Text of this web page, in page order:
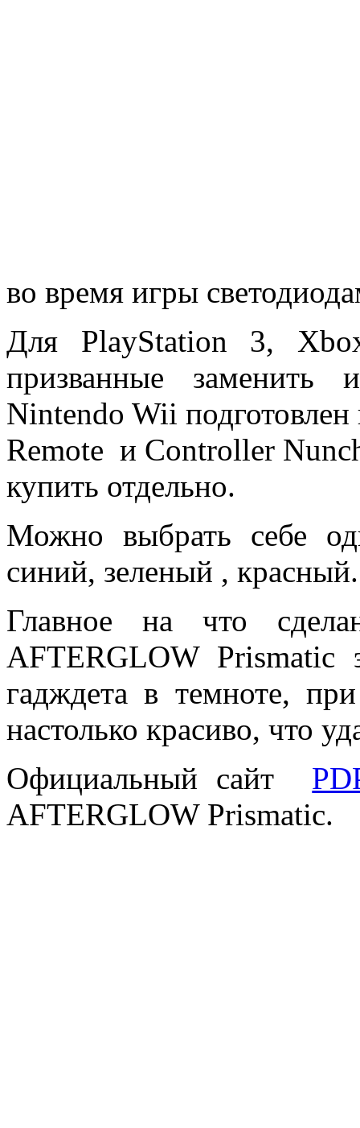
во время игры
Для PlayStation 3,
призванные
Nintendo Wii
Remote и Controller
купить отдельно.
Можно выбрать себе
синий, зеленый , красный.
Главное на что
AFTERGLOW Prismatic
гадждета в темноте,
настолько красиво, что
Официальный сайт
AFTERGLOW Prismatic.